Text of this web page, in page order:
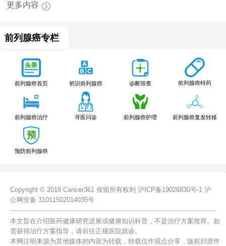
更多内容
前列腺癌专栏
前列腺癌首页 初识前列腺癌 诊断筛查 前列腺癌特药
前列腺癌治疗 寻医问诊 前列腺癌护理 前列腺癌复发转移
预防前列腺癌
Copyright © 2019 Cancer361 保留所有权利 沪ICP备19026830号-1 沪
公网安备 31011502014035号
本文旨在介绍医药健康研究进展或健康知识科普，不是治疗方案推荐。如
需获得治疗方案指导，请前往正规医院就诊。
本网注明来源为其他媒体的内容为转载，转载仅作观点分享，版权归原作